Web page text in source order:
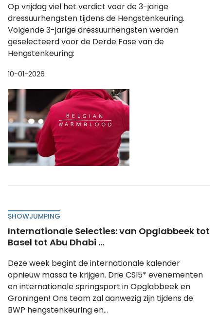
Op vrijdag viel het verdict voor de 3-jarige
dressuurhengsten tijdens de Hengstenkeuring.
Volgende 3-jarige dressuurhengsten werden
geselecteerd voor de Derde Fase van de
Hengstenkeuring:
10-01-2026
SHOWJUMPING
Internationale Selecties: van Opglabbeek tot
Basel tot Abu Dhabi ...
Deze week begint de internationale kalender
opnieuw massa te krijgen. Drie CSI5* evenementen
en internationale springsport in Opglabbeek en
Groningen! Ons team zal aanwezig zijn tijdens de
BWP hengstenkeuring en...